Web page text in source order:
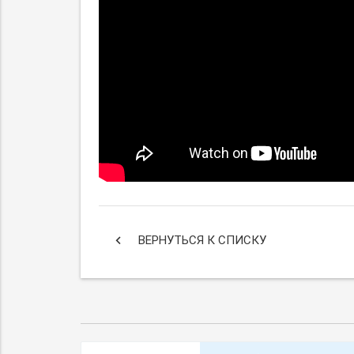
keyboard_arrow_left ВЕРНУТЬСЯ К СПИСКУ